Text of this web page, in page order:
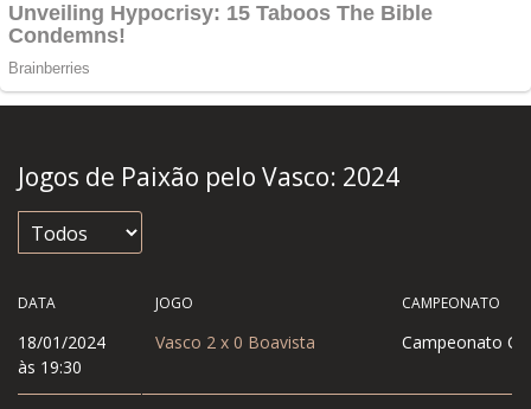
Jogos de Paixão pelo Vasco: 2024
DATA
18/01/2024
às 19:30
JOGO CAMPEONATO
Vasco 2 x 0 Boavista Campeonato